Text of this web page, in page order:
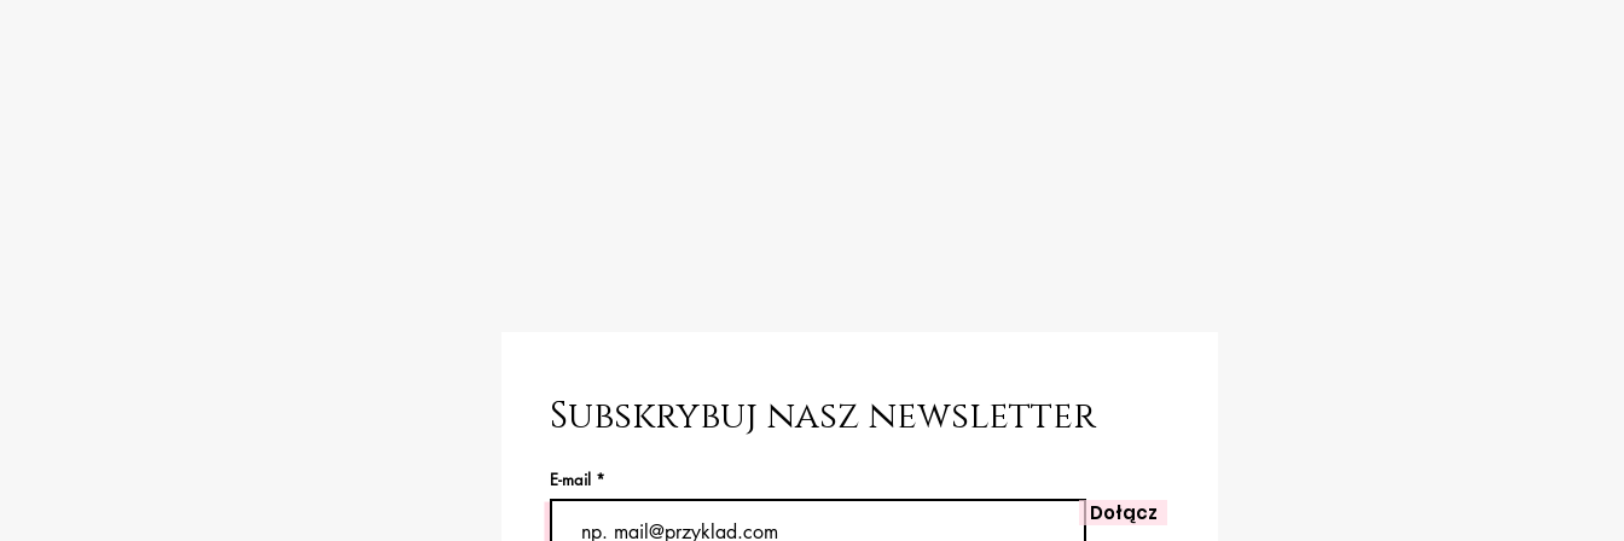
Subskrybuj nasz newsletter
E-mail
Dołącz